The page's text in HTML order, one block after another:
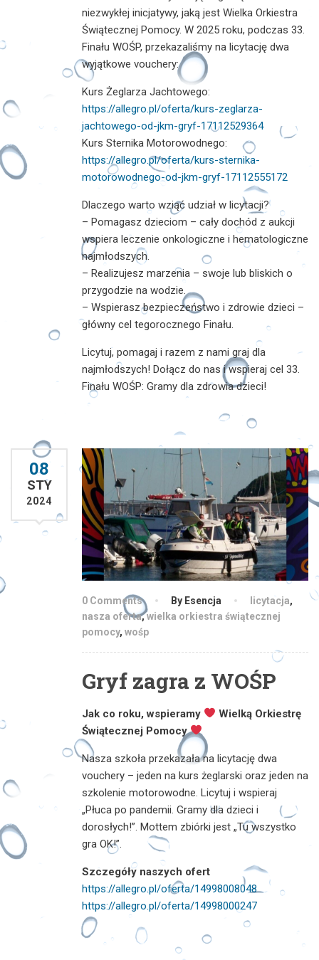
niezwykłej inicjatywy, jaką jest Wielka Orkiestra
Świątecznej Pomocy. W 2025 roku, podczas 33.
Finału WOŚP, przekazaliśmy na licytację dwa
wyjątkowe vouchery:
Kurs Żeglarza Jachtowego:
https://allegro.pl/oferta/kurs-zeglarza-
jachtowego-od-jkm-gryf-17112529364
Kurs Sternika Motorowodnego:
https://allegro.pl/oferta/kurs-sternika-
motorowodnego-od-jkm-gryf-17112555172
Dlaczego warto wziąć udział w licytacji?
– Pomagasz dzieciom – cały dochód z aukcji
wspiera leczenie onkologiczne i hematologiczne
najmłodszych.
– Realizujesz marzenia – swoje lub bliskich o
przygodzie na wodzie.
– Wspierasz bezpieczeństwo i zdrowie dzieci –
główny cel tegorocznego Finału.
Licytuj, pomagaj i razem z nami graj dla
najmłodszych! Dołącz do nas i wspieraj cel 33.
Finału WOŚP: Gramy dla zdrowia dzieci!
08
STY
2024
0 Comments By Esencja licytacja,
nasza oferta,wielka orkiestra świątecznej
pomocy, wośp
Gryf zagra z WOŚP
Jak co roku, wspieramy
Wielką Orkiestrę
Świątecznej Pomocy
Nasza szkoła przekazała na licytację dwa
vouchery – jeden na kurs żeglarski oraz jeden na
szkolenie motorowodne. Licytuj i wspieraj
„Płuca po pandemii. Gramy dla dzieci i
dorosłych!”. Mottem zbiórki jest „Tu wszystko
gra OK!”.
Szczegóły naszych ofert
https://allegro.pl/oferta/14998008048
https://allegro.pl/oferta/14998000247